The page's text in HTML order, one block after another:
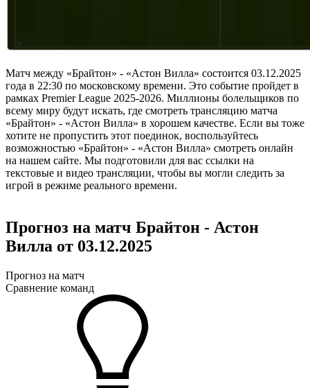
Матч между «Брайтон» - «Астон Вилла» состоится 03.12.2025
года в 22:30 по московскому времени. Это событие пройдет в
рамках Premier League 2025-2026. Миллионы болельщиков по
всему миру будут искать, где смотреть трансляцию матча
«Брайтон» - «Астон Вилла» в хорошем качестве. Если вы тоже
хотите не пропустить этот поединок, воспользуйтесь
возможностью «Брайтон» - «Астон Вилла» смотреть онлайн
на нашем сайте. Мы подготовили для вас ссылки на
текстовые и видео трансляции, чтобы вы могли следить за
игрой в режиме реального времени.
Прогноз на матч Брайтон - Астон
Вилла от 03.12.2025
Прогноз на матч
Сравнение команд